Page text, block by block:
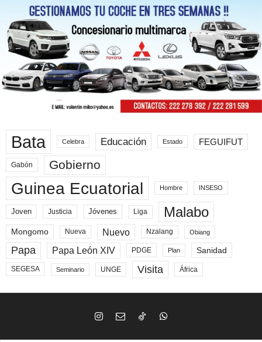
Bata Celebra Educación Estado FEGUIFUT
Gabón Gobierno
Guinea Ecuatorial Hombre INSESO
Joven Justicia Jóvenes Liga Malabo
Mongomo Nueva Nuevo Nzalang Obiang
Papa Papa León XIV PDGE Plan Sanidad
SEGESA Seminario UNGE Visita África